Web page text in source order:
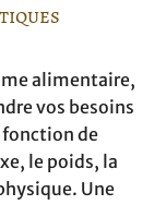
alimentaire,
vos besoins
fonction de
le poids, la
Une